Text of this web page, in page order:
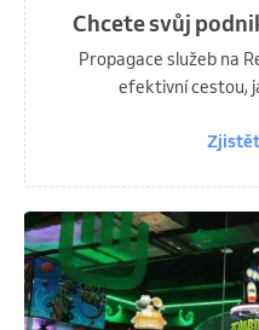
Chcete svůj
Propagace služeb na
efektivní cestou,